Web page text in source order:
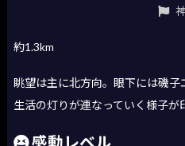
約1.3km
眺望は主に北方向。眼下には磯子
生活の灯りが連なっていく様子が
感動レベル